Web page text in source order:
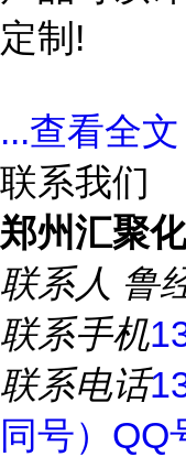
定制!
...查看全
联系我们
郑州汇聚
联系人 鲁
联系手机
联系电话
同号）QQ